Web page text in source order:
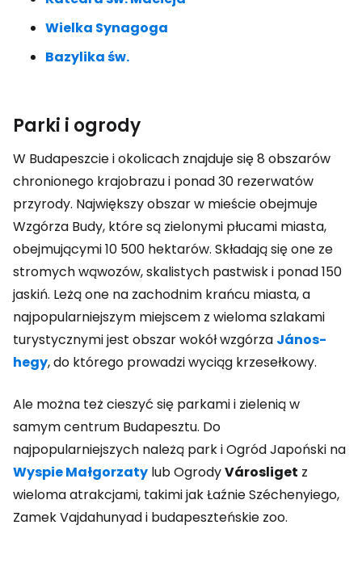
Wielka Synagoga
Bazylika św.
Parki i ogrody
W Budapeszcie i okolicach znajduje się 8 obszarów
chronionego krajobrazu i ponad 30 rezerwatów
przyrody. Największy obszar w mieście obejmuje
Wzgórza Budy, które są zielonymi płucami miasta,
obejmującymi 10 500 hektarów. Składają się one ze
stromych wąwozów, skalistych pastwisk i ponad 150
jaskiń. Leżą one na zachodnim krańcu miasta, a
najpopularniejszym miejscem z wieloma szlakami
turystycznymi jest obszar wokół wzgórza János-
hegy, do którego prowadzi wyciąg krzesełkowy.
Ale można też cieszyć się parkami i zielenią w
samym centrum Budapesztu. Do
najpopularniejszych należą park i Ogród Japoński na
Wyspie Małgorzaty lub OgrodyVárosliget z
wieloma atrakcjami, takimi jak Łaźnie Széchenyiego,
Zamek Vajdahunyad i budapeszteńskie zoo.